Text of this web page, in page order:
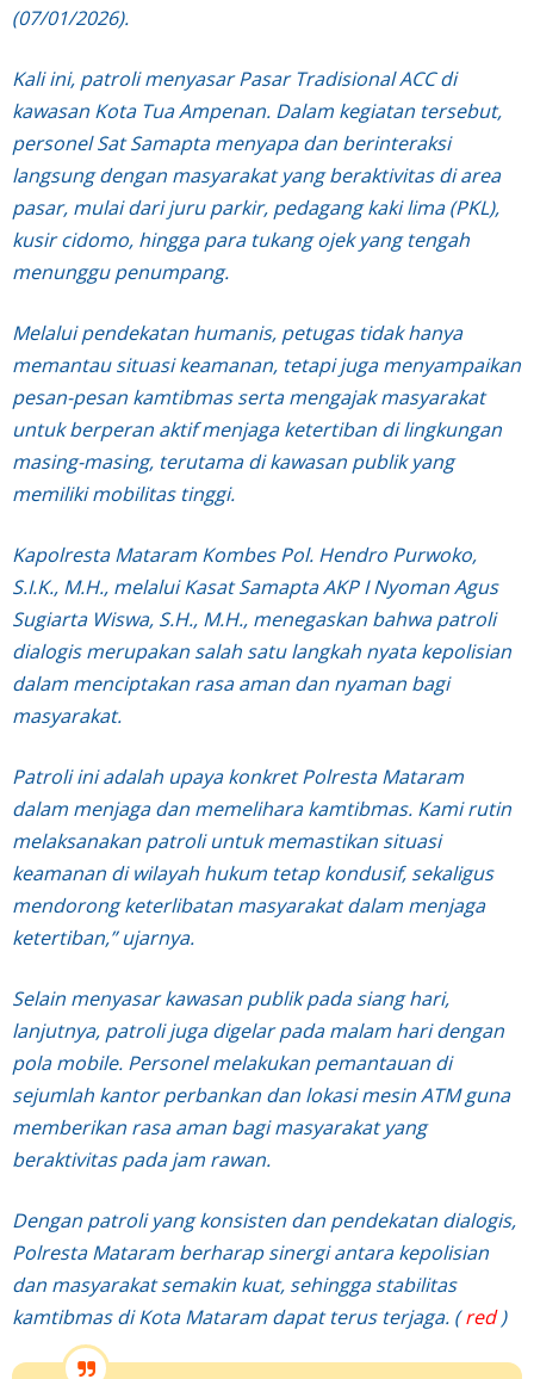
(07/01/2026).
Kali ini, patroli menyasar Pasar Tradisional ACC di
kawasan Kota Tua Ampenan. Dalam kegiatan tersebut,
personel Sat Samapta menyapa dan berinteraksi
langsung dengan masyarakat yang beraktivitas di area
pasar, mulai dari juru parkir, pedagang kaki lima (PKL),
kusir cidomo, hingga para tukang ojek yang tengah
menunggu penumpang.
Melalui pendekatan humanis, petugas tidak hanya
memantau situasi keamanan, tetapi juga menyampaikan
pesan-pesan kamtibmas serta mengajak masyarakat
untuk berperan aktif menjaga ketertiban di lingkungan
masing-masing, terutama di kawasan publik yang
memiliki mobilitas tinggi.
Kapolresta Mataram Kombes Pol. Hendro Purwoko,
S.I.K., M.H., melalui Kasat Samapta AKP I Nyoman Agus
Sugiarta Wiswa, S.H., M.H., menegaskan bahwa patroli
dialogis merupakan salah satu langkah nyata kepolisian
dalam menciptakan rasa aman dan nyaman bagi
masyarakat.
Patroli ini adalah upaya konkret Polresta Mataram
dalam menjaga dan memelihara kamtibmas. Kami rutin
melaksanakan patroli untuk memastikan situasi
keamanan di wilayah hukum tetap kondusif, sekaligus
mendorong keterlibatan masyarakat dalam menjaga
ketertiban,” ujarnya.
Selain menyasar kawasan publik pada siang hari,
lanjutnya, patroli juga digelar pada malam hari dengan
pola mobile. Personel melakukan pemantauan di
sejumlah kantor perbankan dan lokasi mesin ATM guna
memberikan rasa aman bagi masyarakat yang
beraktivitas pada jam rawan.
Dengan patroli yang konsisten dan pendekatan dialogis,
Polresta Mataram berharap sinergi antara kepolisian
dan masyarakat semakin kuat, sehingga stabilitas
kamtibmas di Kota Mataram dapat terus terjaga. (red)